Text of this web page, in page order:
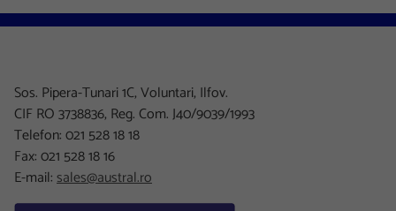
Sos. Pipera-Tunari 1C, Voluntari, Ilfov.
CIF RO 3738836, Reg. Com. J40/9039/1993
Telefon: 021 528 18 18
Fax: 021 528 18 16
E-mail:sales@austral.ro